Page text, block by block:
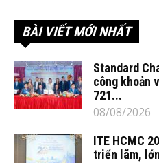
BÀI VIẾT MỚI NHẤT
Standard
công khoản
721...
08/08/2026
ITE HCMC
triển lãm,